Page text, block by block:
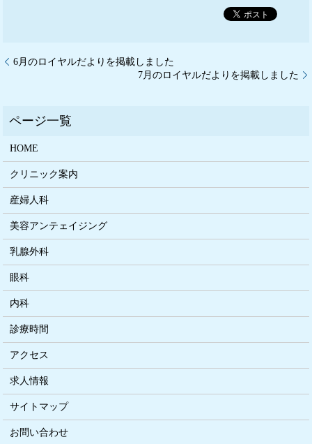
6月のロイヤルだよりを掲載しました
7月のロイヤルだよりを掲載しました
HOME
クリニック案内
産婦人科
美容アンテェイジング
乳腺外科
眼科
内科
診療時間
アクセス
求人情報
サイトマップ
お問い合わせ